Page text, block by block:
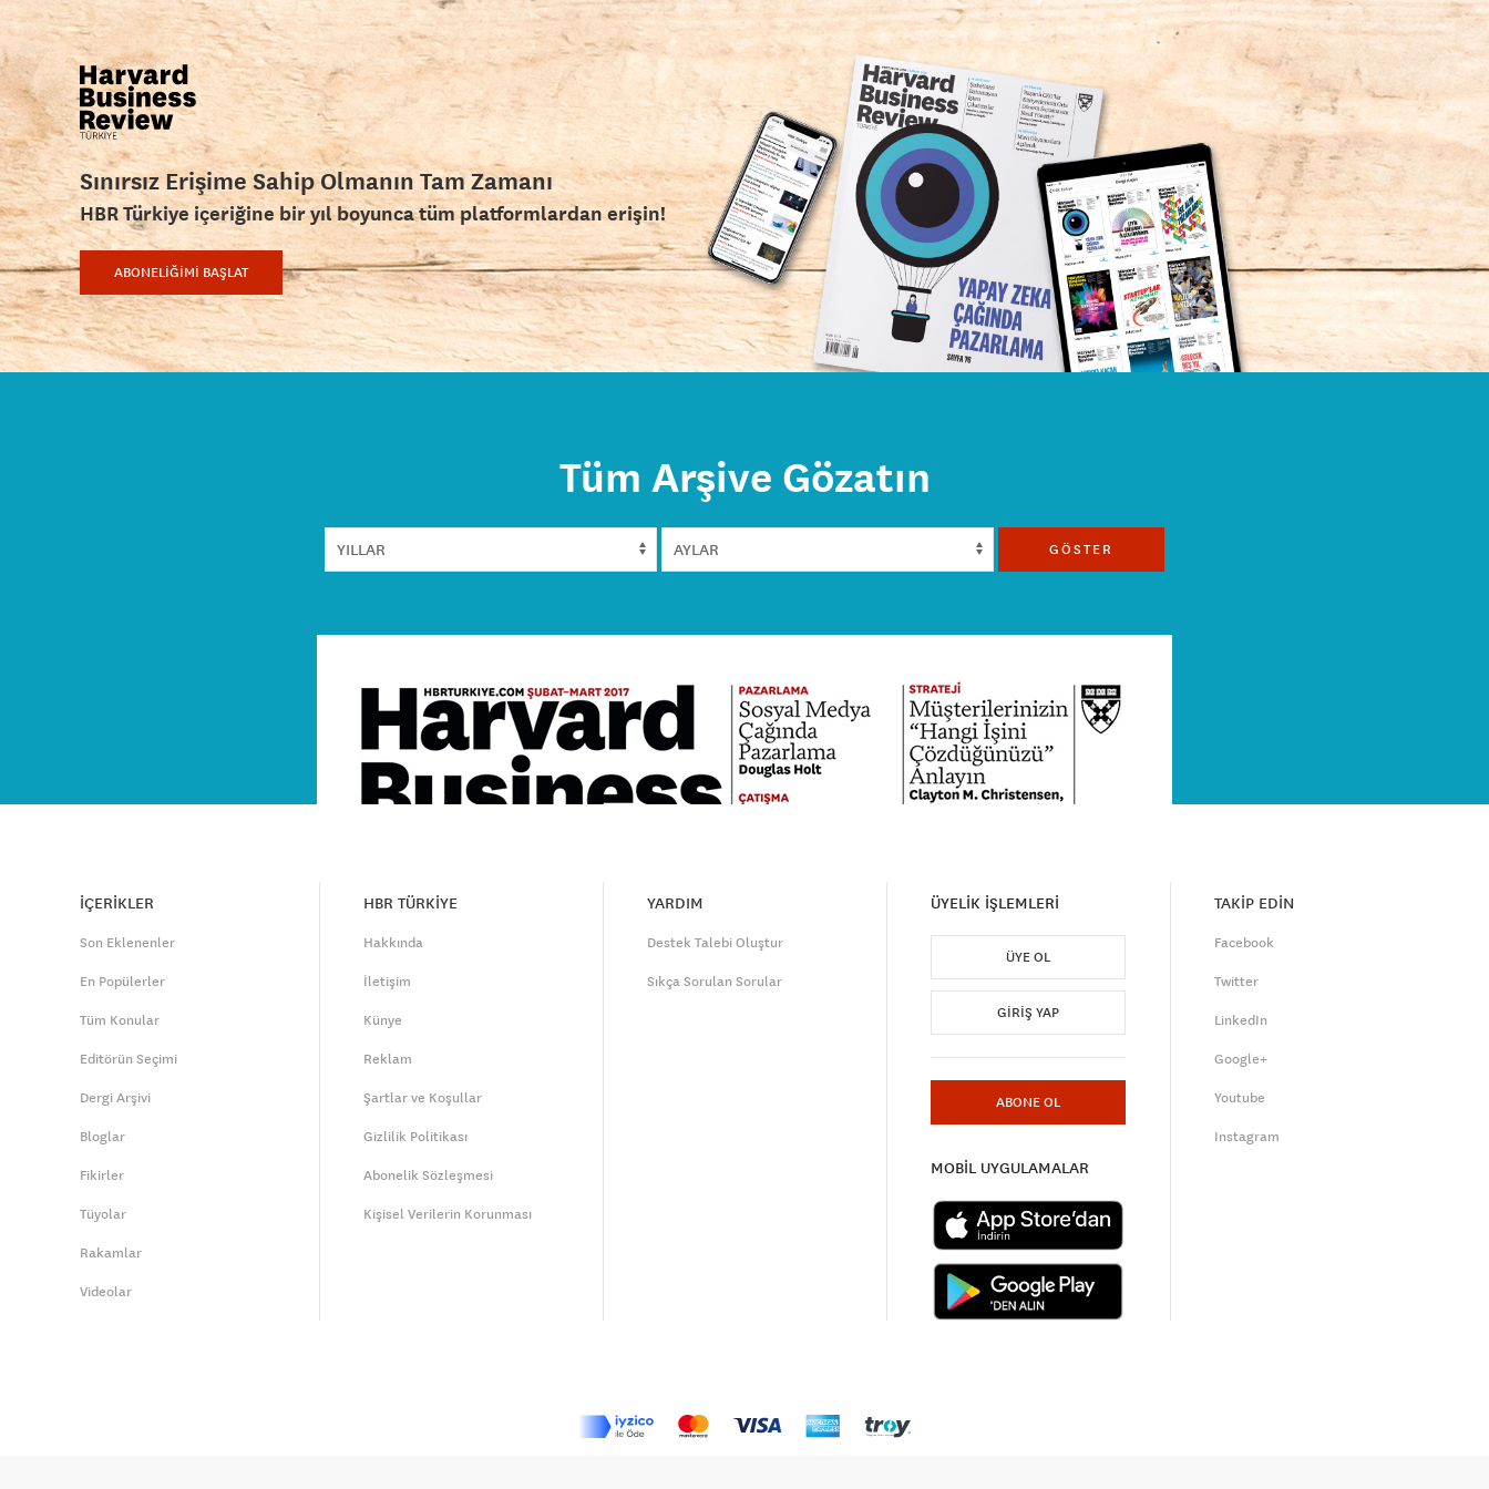
Sınırsız Erişime Sahip Olmanın Tam Zamanı
HBR Türkiye içeriğine bir yıl boyunca tüm platformlardan erişin!
ABONELİĞİMİ BAŞLAT
Tüm Arşive Gözatın
GÖSTER
İÇERİKLER
Son Eklenenler
En Popülerler
Tüm Konular
Editörün Seçimi
Dergi Arşivi
Bloglar
Fikirler
Tüyolar
Rakamlar
Videolar
HBR TÜRKİYE
Hakkında
İletişim
Künye
Reklam
Şartlar ve Koşullar
Gizlilik Politikası
Abonelik Sözleşmesi
Kişisel Verilerin Korunması
YARDIM
Destek Talebi Oluştur
Sıkça Sorulan Sorular
ÜYELİK İŞLEMLERİ
ÜYE OL
GIRIŞ YAP
ABONE OL
MOBİL UYGULAMALAR
TAKİP EDİN
Facebook
Twitter
LinkedIn
Google+
Youtube
Instagram